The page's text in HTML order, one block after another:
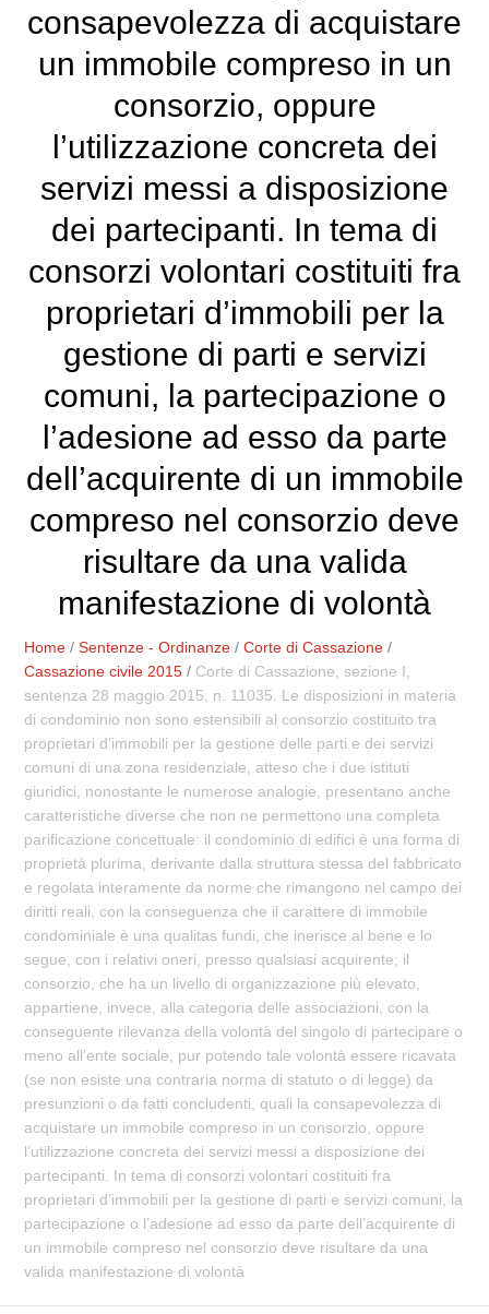
consapevolezza di acquistare
un immobile compreso in un
consorzio, oppure
l’utilizzazione concreta dei
servizi messi a disposizione
dei partecipanti. In tema di
consorzi volontari costituiti fra
proprietari d’immobili per la
gestione di parti e servizi
comuni, la partecipazione o
l’adesione ad esso da parte
dell’acquirente di un immobile
compreso nel consorzio deve
risultare da una valida
manifestazione di volontà
Home /Sentenze - Ordinanze /Corte di Cassazione /
Cassazione civile 2015 / Corte di Cassazione, sezione I,
sentenza 28 maggio 2015, n. 11035. Le disposizioni in materia
di condominio non sono estensibili al consorzio costituito tra
proprietari d’immobili per la gestione delle parti e dei servizi
comuni di una zona residenziale, atteso che i due istituti
giuridici, nonostante le numerose analogie, presentano anche
caratteristiche diverse che non ne permettono una completa
parificazione concettuale: il condominio di edifici è una forma di
proprietà plurima, derivante dalla struttura stessa del fabbricato
e regolata interamente da norme che rimangono nel campo dei
diritti reali, con la conseguenza che il carattere di immobile
condominiale è una qualitas fundi, che inerisce al bene e lo
segue, con i relativi oneri, presso qualsiasi acquirente; il
consorzio, che ha un livello di organizzazione più elevato,
appartiene, invece, alla categoria delle associazioni, con la
conseguente rilevanza della volontà del singolo di partecipare o
meno all’ente sociale, pur potendo tale volontà essere ricavata
(se non esiste una contraria norma di statuto o di legge) da
presunzioni o da fatti concludenti, quali la consapevolezza di
acquistare un immobile compreso in un consorzio, oppure
l’utilizzazione concreta dei servizi messi a disposizione dei
partecipanti. In tema di consorzi volontari costituiti fra
proprietari d’immobili per la gestione di parti e servizi comuni, la
partecipazione o l’adesione ad esso da parte dell’acquirente di
un immobile compreso nel consorzio deve risultare da una
valida manifestazione di volontà